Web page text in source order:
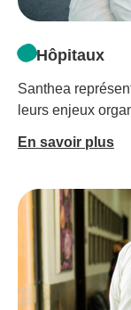
Hôpitaux
Santhea
leurs enjeux
En savoir plus